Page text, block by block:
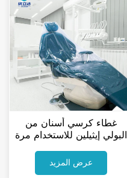
غطاء كرسي أسنان من
البولي إيثيلين للاستخدام مرة
واحدة، نصف كامل كامل
نصف كامل كامل
عرض المزيد